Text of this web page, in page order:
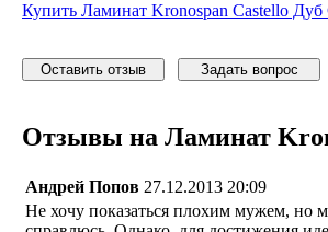
Купить Ламинат Kronospan Castello
Оставить отзыв Задать вопрос
Отзывы на Ламинат
Андрей Попов 27.12.2013 20:09
Не хочу показаться плохим мужем, но